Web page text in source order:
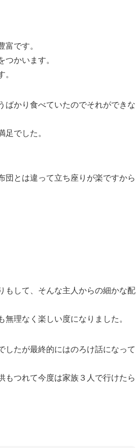
です。
かいます。
ばかり食べていたのでそれができな
でした。
団とは違って立ち座りが楽ですから
もして、そんな主人からの細かな配
理なく楽しい度になりました。
したが最終的にはのろけ話になって
もつれて今度は家族３人で行けたら